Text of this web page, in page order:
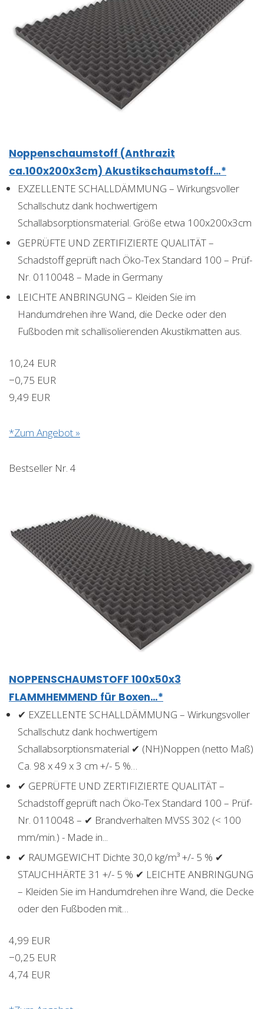
Noppenschaumstoff (Anthrazit
ca.100x200x3cm) Akustikschaumstoff…*
EXZELLENTE SCHALLDÄMMUNG – Wirkungsvoller
Schallschutz dank hochwertigem
Schallabsorptionsmaterial. Größe etwa 100x200x3cm
GEPRÜFTE UND ZERTIFIZIERTE QUALITÄT –
Schadstoff geprüft nach Öko-Tex Standard 100 – Prüf-
Nr. 0110048 – Made in Germany
LEICHTE ANBRINGUNG – Kleiden Sie im
Handumdrehen ihre Wand, die Decke oder den
Fußboden mit schallisolierenden Akustikmatten aus.
10,24 EUR
−0,75 EUR
9,49 EUR
*Zum Angebot »
Bestseller Nr. 4
NOPPENSCHAUMSTOFF 100x50x3
FLAMMHEMMEND für Boxen…*
✔ EXZELLENTE SCHALLDÄMMUNG – Wirkungsvoller
Schallschutz dank hochwertigem
Schallabsorptionsmaterial ✔ (NH)Noppen (netto Maß)
Ca. 98 x 49 x 3 cm +/- 5 %…
✔ GEPRÜFTE UND ZERTIFIZIERTE QUALITÄT –
Schadstoff geprüft nach Öko-Tex Standard 100 – Prüf-
Nr. 0110048 – ✔ Brandverhalten MVSS 302 (< 100
mm/min.) - Made in...
✔ RAUMGEWICHT Dichte 30,0 kg/m³ +/- 5 % ✔
STAUCHHÄRTE 31 +/- 5 % ✔ LEICHTE ANBRINGUNG
– Kleiden Sie im Handumdrehen ihre Wand, die Decke
oder den Fußboden mit…
4,99 EUR
−0,25 EUR
4,74 EUR